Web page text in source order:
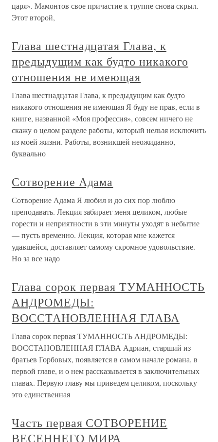
царя». Мамонтов свое причастие к труппе снова скрыл.
Этот второй,
Глава шестнадцатая Глава, к
предыдущим как будто никакого
отношения не имеющая
Глава шестнадцатая Глава, к предыдущим как будто
никакого отношения не имеющая Я буду не прав, если в
книге, названной «Моя профессия», совсем ничего не
скажу о целом разделе работы, который нельзя исключить
из моей жизни. Работы, возникшей неожиданно,
буквально
Сотворение Адама
Сотворение Адама Я любил и до сих пор люблю
преподавать. Лекция забирает меня целиком, любые
горести и неприятности в эти минуты уходят в небытие
— пусть временно. Лекция, которая мне кажется
удавшейся, доставляет самому скромное удовольствие.
Но за все надо
Глава сорок первая ТУМАННОСТЬ
АНДРОМЕДЫ:
ВОССТАНОВЛЕННАЯ ГЛАВА
Глава сорок первая ТУМАННОСТЬ АНДРОМЕДЫ:
ВОССТАНОВЛЕННАЯ ГЛАВА Адриан, старший из
братьев Горбовых, появляется в самом начале романа, в
первой главе, и о нем рассказывается в заключительных
главах. Первую главу мы приведем целиком, поскольку
это единственная
Часть первая СОТВОРЕНИЕ
ВЕСЕННЕГО МИРА